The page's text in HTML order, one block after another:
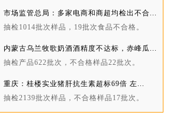
市场监管总局：多家电商和商超均检出不合...
抽检1014批次样品，19批次食品不合格。
内蒙古乌兰牧歌奶酒酒精度不达标，赤峰瓜...
抽检产品622批次，不合格样品22批次。
重庆：桂楼实业猪肝抗生素超标69倍 左...
抽检2139批次样品，不合格样品17批次。